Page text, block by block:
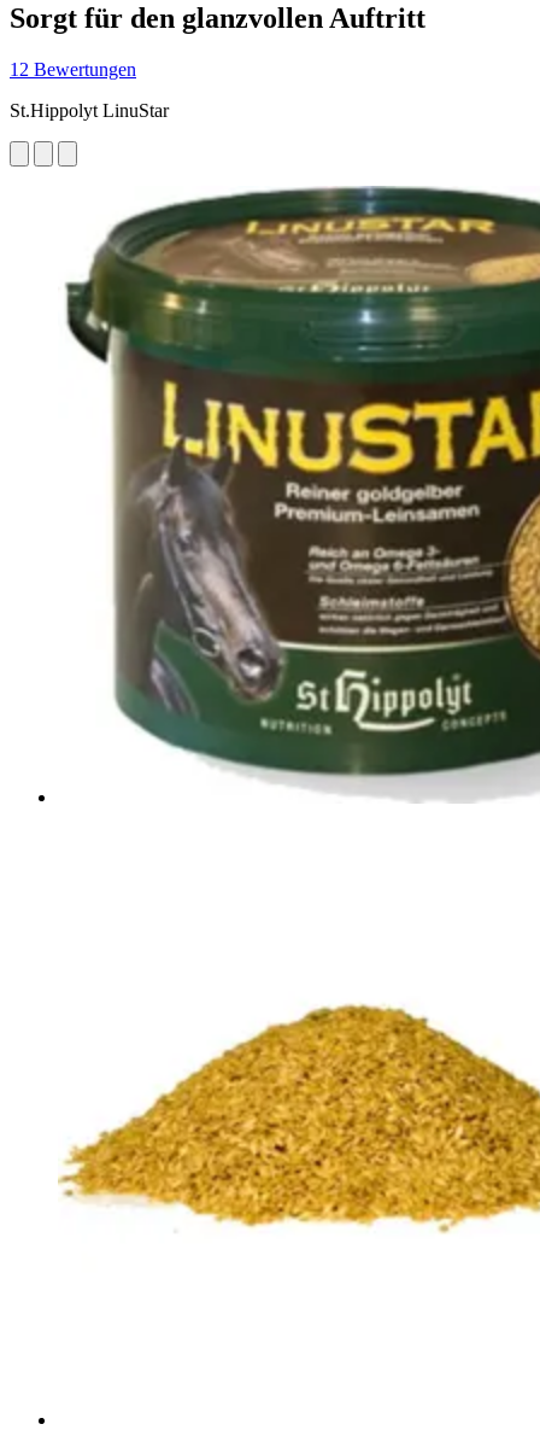
Sorgt für den glanzvollen Auftritt
12 Bewertungen
St.Hippolyt LinuStar